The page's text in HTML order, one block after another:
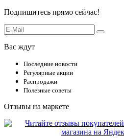
Подпишитесь прямо сейчас!
Вас ждут
Последние новости
Регулярные акции
Распродажи
Полезные советы
Отзывы на маркете